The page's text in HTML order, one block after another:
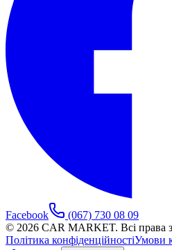
Facebook
(067) 730 08 09
© 2026 CAR MARKET. Всі права
Політика конфіденційностіУмови